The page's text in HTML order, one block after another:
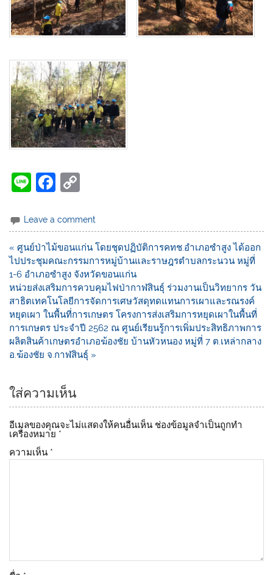
Li
e
F
c
e
b
o
o
k
p
y
Li
n
k
Leave a comment
« ศูนย์ป่าไม้ขอนแก่น โดยชุดปฏิบัติการคทช.อำเภอซำสูง ได้ออก
ไปประชุมคณะกรรมการหมู่บ้านและราษฎรตำบลกระนวน หมู่ที่
1-6 อำเภอซำสูง จังหวัดขอนแก่น
หน่วยส่งเสริมการควบคุมไฟป่ากาฬสินธุ์ ร่วมงานเป็นวิทยากร วัน
สาธิตเทคโนโลยีการจัดการเศษวัสดุทดแทนการเผาและรณรงค์
หยุดเผา ในพื้นที่การเกษตร โครงการส่งเสริมการหยุดเผาในพื้นที่
การเกษตร ประจำปี 2562 ณ ศูนย์เรียนรู้การเพิ่มประสิทธิภาพการ
ผลิตสินค้าเกษตรอำเภอฆ้องชัย บ้านหัวหนอง หมู่ที่ 7 ต.เหล่ากลาง
อ.ฆ้องชัย จ.กาฬสินธุ์ »
ใส่ความเห็น
อีเมลของคุณจะไม่แสดงให้คนอื่นเห็น ช่องข้อมูลจำเป็นถูกทำ
เครื่องหมาย *
ความเห็น *